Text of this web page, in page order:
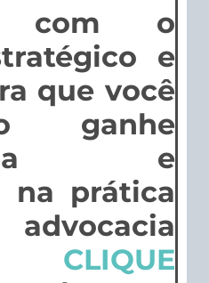
com o
e
que você
ganhe
e
na prática
CLIQUE